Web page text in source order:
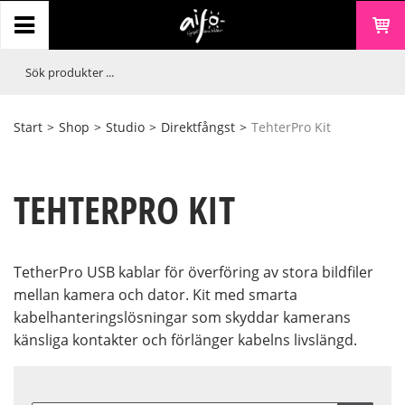
Start > Shop > Studio > Direktfångst > TehterPro Kit
TEHTERPRO KIT
TetherPro USB kablar för överföring av stora bildfiler
mellan kamera och dator. Kit med smarta
kabelhanteringslösningar som skyddar kamerans
känsliga kontakter och förlänger kabelns livslängd.